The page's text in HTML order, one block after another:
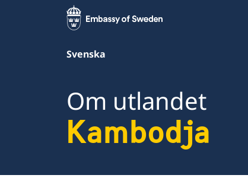
Svenska
Om utlandet
Kambodja